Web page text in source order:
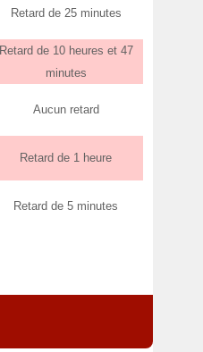
Retard de 25 minutes
Retard de 10 heures et 47
minutes
Aucun retard
Retard de 1 heure
Retard de 5 minutes